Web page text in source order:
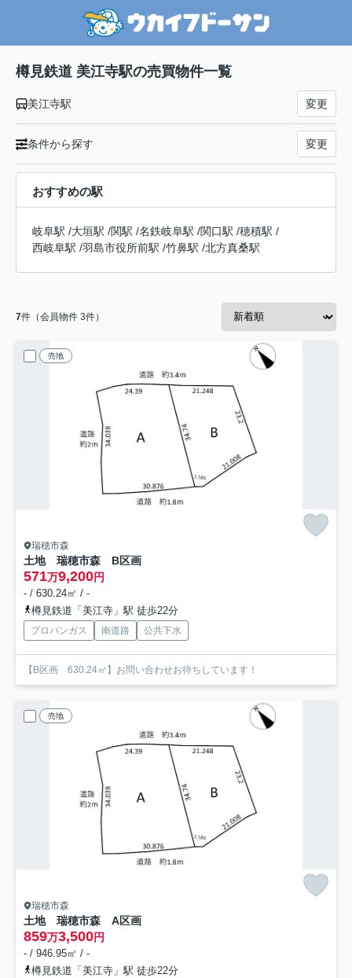
樽見鉄道 美江寺駅の売買物件一覧
美江寺駅 変更
条件から探す 変更
おすすめの駅
岐阜駅 /大垣駅 /関駅 /名鉄岐阜駅 /関口駅 /穂積駅 /
西岐阜駅 /羽島市役所前駅 /竹鼻駅 /北方真桑駅
7件（会員物件 3件）
売地
瑞穂市森
土地 瑞穂市森 B区画
571万9,200円
- / 630.24㎡ / -
樽見鉄道「美江寺」駅 徒歩22分
プロパンガス 南道路 公共下水
【B区画 630.24㎡】お問い合わせお待ちしています！
売地
瑞穂市森
土地 瑞穂市森 A区画
859万3,500円
- / 946.95㎡ / -
樽見鉄道「美江寺」駅 徒歩22分